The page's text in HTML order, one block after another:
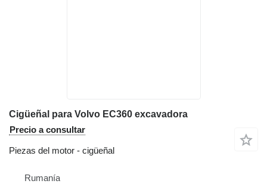
Cigüeñal para Volvo EC360 excavadora
Precio a consultar
Piezas del motor - cigüeñal
Rumanía